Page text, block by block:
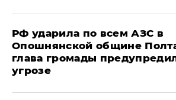
РФ ударила по всем АЗС в
Опошнянской общине
глава громады
угрозе